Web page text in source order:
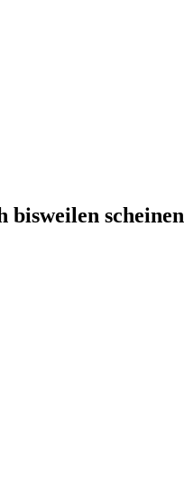
bisweilen scheinen